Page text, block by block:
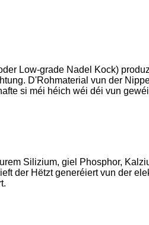
Low-grade Nadel Kock)
D'Rohmaterial vun der
si méi héich wéi déi vun
Silizium, giel Phosphor,
der Hëtzt generéiert vun der